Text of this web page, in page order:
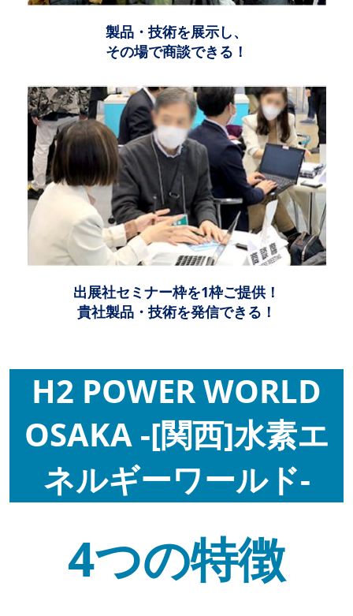
製品・技術を展示し、
その場で商談できる！
出展社セミナー枠を1枠ご提供！
貴社製品・技術を発信できる！
H2 POWER WORLD
OSAKA -[関西]水素エ
ネルギーワールド-
4つの特徴